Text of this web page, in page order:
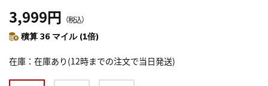
3,999円 （税込）
積算 36 マイル (1倍)
在庫 在庫あり(12時までの注文で当日発送)